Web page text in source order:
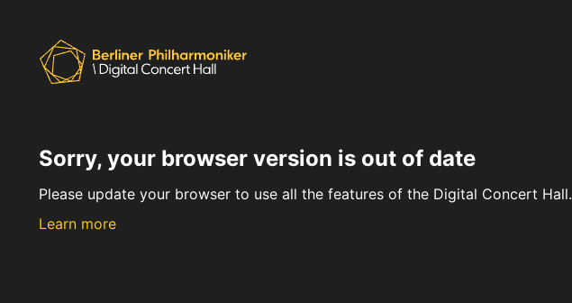
Sorry, your browser version is out of date
Please update your browser to use all the features of the Digital Concert Hall.
Learn more